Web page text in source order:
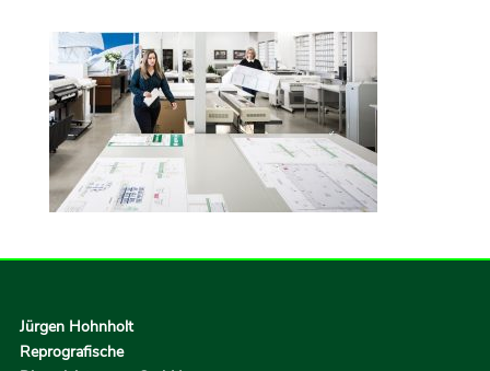
Jürgen Hohnholt
Reprografische